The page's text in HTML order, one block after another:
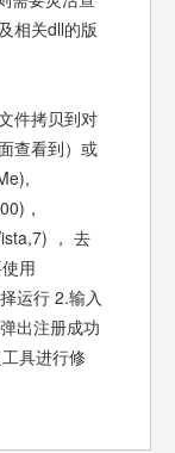
相关dll的版
件拷贝到对
查看到）或
，
， 去
用
运行 2.输入
出注册成功
具进行修